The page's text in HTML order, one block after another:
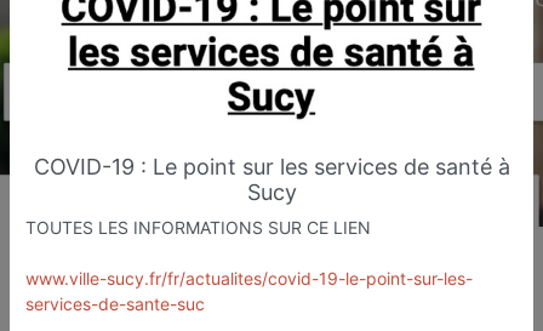
Web agency
Sucy-en-Brie
COVID-19 : Le point sur les services de santé à
Sucy
TOUTES LES INFORMATIONS SUR CE LIEN
www.ville-sucy.fr/fr/actualites/covid-19-le-point-sur-les-
services-de-sante-suc